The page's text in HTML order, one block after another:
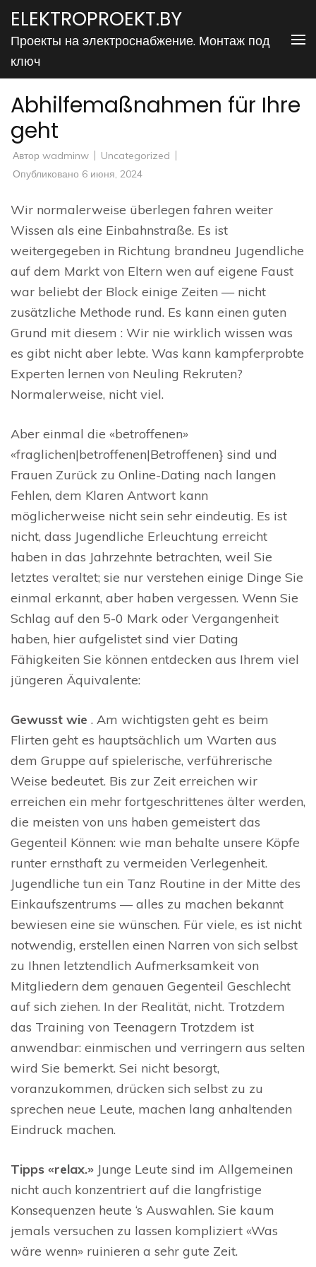
Перейти
содержимому
Enter)
ELEKTROPROEKT.BY
Проекты на электроснабжение. Монтаж под
ключ
Abhilfemaßnahmen für Ihre
geht
Автор wadminw
Uncategorized
Опубликовано 6 июня, 2024
Wir normalerweise überlegen fahren weiter
Wissen als eine Einbahnstraße. Es ist
weitergegeben in Richtung brandneu Jugendliche
auf dem Markt von Eltern wen auf eigene Faust
war beliebt der Block einige Zeiten — nicht
zusätzliche Methode rund. Es kann einen guten
Grund mit diesem : Wir nie wirklich wissen was
es gibt nicht aber lebte. Was kann kampferprobte
Experten lernen von Neuling Rekruten?
Normalerweise, nicht viel.
Aber einmal die «betroffenen»
«fraglichen|betroffenen|Betroffenen} sind und
Frauen Zurück zu Online-Dating nach langen
Fehlen, dem Klaren Antwort kann
möglicherweise nicht sein sehr eindeutig. Es ist
nicht, dass Jugendliche Erleuchtung erreicht
haben in das Jahrzehnte betrachten, weil Sie
letztes veraltet; sie nur verstehen einige Dinge Sie
einmal erkannt, aber haben vergessen. Wenn Sie
Schlag auf den 5-0 Mark oder Vergangenheit
haben, hier aufgelistet sind vier Dating
Fähigkeiten Sie können entdecken aus Ihrem viel
jüngeren Äquivalente:
Gewusst wie . Am wichtigsten geht es beim
Flirten geht es hauptsächlich um Warten aus
dem Gruppe auf spielerische, verführerische
Weise bedeutet. Bis zur Zeit erreichen wir
erreichen ein mehr fortgeschrittenes älter werden,
die meisten von uns haben gemeistert das
Gegenteil Können: wie man behalte unsere Köpfe
runter ernsthaft zu vermeiden Verlegenheit.
Jugendliche tun ein Tanz Routine in der Mitte des
Einkaufszentrums — alles zu machen bekannt
bewiesen eine sie wünschen. Für viele, es ist nicht
notwendig, erstellen einen Narren von sich selbst
zu Ihnen letztendlich Aufmerksamkeit von
Mitgliedern dem genauen Gegenteil Geschlecht
auf sich ziehen. In der Realität, nicht. Trotzdem
das Training von Teenagern Trotzdem ist
anwendbar: einmischen und verringern aus selten
wird Sie bemerkt. Sei nicht besorgt,
voranzukommen, drücken sich selbst zu zu
sprechen neue Leute, machen lang anhaltenden
Eindruck machen.
Tipps «relax.» Junge Leute sind im Allgemeinen
nicht auch konzentriert auf die langfristige
Konsequenzen heute ‘s Auswahlen. Sie kaum
jemals versuchen zu lassen kompliziert «Was
wäre wenn» ruinieren a sehr gute Zeit.